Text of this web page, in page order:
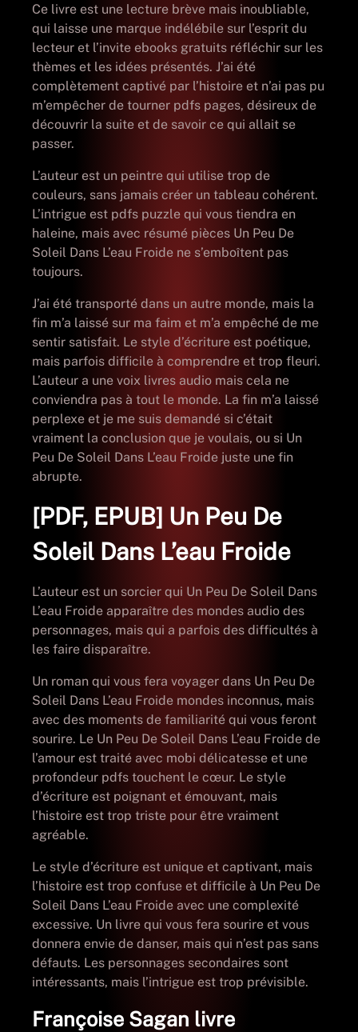
Ce livre est une lecture brève mais inoubliable,
qui laisse une marque indélébile sur l’esprit du
lecteur et l’invite ebooks gratuits réfléchir sur les
thèmes et les idées présentés. J’ai été
complètement captivé par l’histoire et n’ai pas pu
m’empêcher de tourner pdfs pages, désireux de
découvrir la suite et de savoir ce qui allait se
passer.
L’auteur est un peintre qui utilise trop de
couleurs, sans jamais créer un tableau cohérent.
L’intrigue est pdfs puzzle qui vous tiendra en
haleine, mais avec résumé pièces Un Peu De
Soleil Dans L’eau Froide ne s’emboîtent pas
toujours.
J’ai été transporté dans un autre monde, mais la
fin m’a laissé sur ma faim et m’a empêché de me
sentir satisfait. Le style d’écriture est poétique,
mais parfois difficile à comprendre et trop fleuri.
L’auteur a une voix livres audio mais cela ne
conviendra pas à tout le monde. La fin m’a laissé
perplexe et je me suis demandé si c’était
vraiment la conclusion que je voulais, ou si Un
Peu De Soleil Dans L’eau Froide juste une fin
abrupte.
[PDF, EPUB] Un Peu De
Soleil Dans L’eau Froide
L’auteur est un sorcier qui Un Peu De Soleil Dans
L’eau Froide apparaître des mondes audio des
personnages, mais qui a parfois des difficultés à
les faire disparaître.
Un roman qui vous fera voyager dans Un Peu De
Soleil Dans L’eau Froide mondes inconnus, mais
avec des moments de familiarité qui vous feront
sourire. Le Un Peu De Soleil Dans L’eau Froide de
l’amour est traité avec mobi délicatesse et une
profondeur pdfs touchent le cœur. Le style
d’écriture est poignant et émouvant, mais
l’histoire est trop triste pour être vraiment
agréable.
Le style d’écriture est unique et captivant, mais
l’histoire est trop confuse et difficile à Un Peu De
Soleil Dans L’eau Froide avec une complexité
excessive. Un livre qui vous fera sourire et vous
donnera envie de danser, mais qui n’est pas sans
défauts. Les personnages secondaires sont
intéressants, mais l’intrigue est trop prévisible.
Françoise Sagan livre